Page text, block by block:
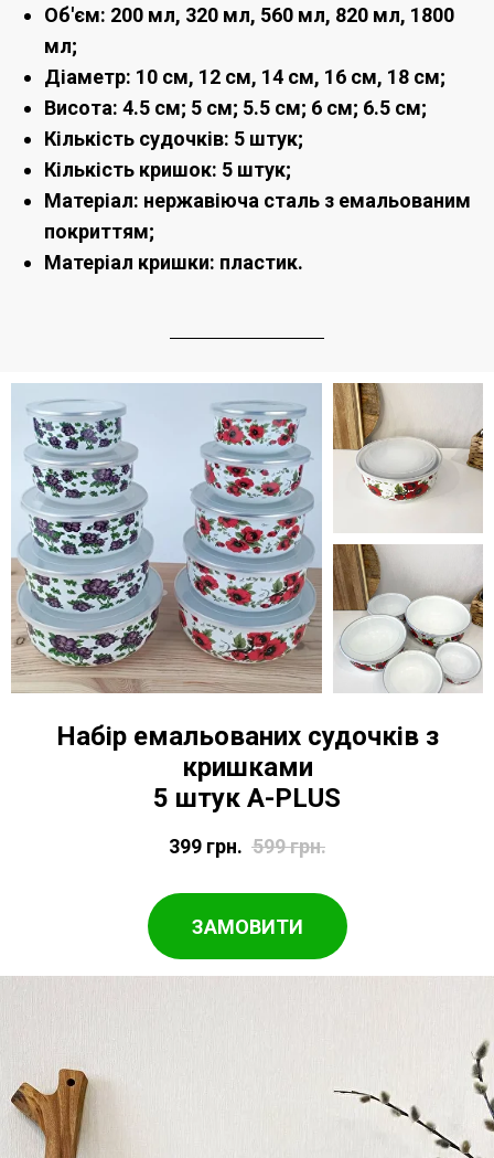
Об'єм: 200 мл, 320 мл, 560 мл, 820 мл, 1800
мл;
Діаметр: 10 см, 12 см, 14 см, 16 см, 18 см;
Висота: 4.5 см; 5 см; 5.5 см; 6 см; 6.5 см;
Кількість судочків: 5 штук;
Кількість кришок: 5 штук;
Матеріал: нержавіюча сталь з емальованим
покриттям;
Матеріал кришки: пластик.
Набір емальованих судочків з
кришками
5 штук A-PLUS
399 грн. 599грн.
ЗАМОВИТИ